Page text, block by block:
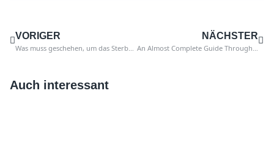
VORIGER
Was muss geschehen, um das Sterben der Internen Revision zu verhindern?
NÄCHSTER
An Almost Complete Guide Through The EU Artificial Intelligence Act: Teil 2
Auch interessant